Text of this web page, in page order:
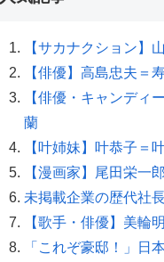
【サカナクション】
【俳優】高島忠夫＝
【俳優・キャンディ
蘭
【叶姉妹】叶恭子＝
【漫画家】尾田栄一郎
未掲載企業の歴代社
【歌手・俳優】美輪
「これぞ豪邸！」日